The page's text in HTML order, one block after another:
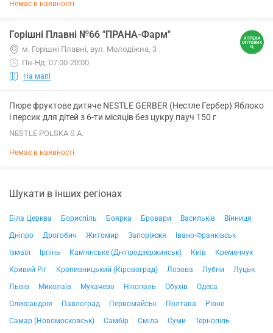
Немає в наявності
Горішні Плавні №66 "ПРАНА-Фарм"
м. Горішні Плавні, вул. Молодіжна, 3
Пн-Нд: 07:00-20:00
На мапі
Пюре фруктове дитяче NESTLE GERBER (Нестле Гербер) Яблоко
і персик для дітей з 6-ти місяців без цукру пауч 150 г
NESTLE POLSKA S.A.
Немає в наявності
Шукати в інших регіонах
Біла Церква Бориспіль Боярка Бровари Васильків
Вінниця
Дніпро
Дрогобич Житомир Запоріжжя
Івано-Франківськ
Ізмаїл
Ірпінь Кам'янське (Дніпродзержинськ) Київ
Кременчук
Кривий Ріг
Кропивницький (Кіровоград) Лозова Лубни
Луцьк
Львів
Миколаїв Мукачево Нікополь Обухів
Одеса
Олександрія
Павлоград Первомайськ Полтава
Рівне
Самар (Новомосковськ)
Самбір Сміла Суми
Тернопіль